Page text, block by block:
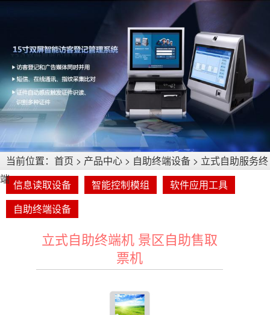
当前位置： 首页 > 产品中心 > 自助终端设备 > 立式自助服务终
端 信息读取设备 智能控制模组
软件应用工具
自助终端设备
立式自助终端机 景区自助售取
票机